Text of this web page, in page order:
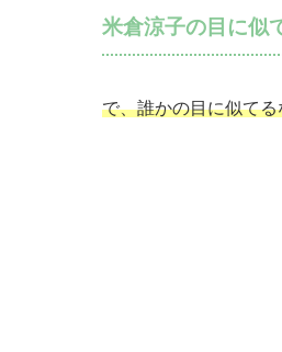
米倉涼子の目に似
で、誰かの目に似て